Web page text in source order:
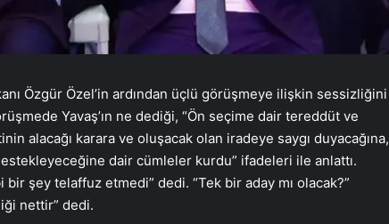
Özgür Özel’in ardından üçlü görüşmeye ilişkin sessizliğini
Yavaş’ın ne dediği, “Ön seçime dair tereddüt ve
alacağı karara ve oluşacak olan iradeye saygı duyacağına,
dair cümleler kurdu” ifadeleri ile anlattı.
bir şey telaffuz etmedi” dedi. “Tek bir aday mı olacak?”
nettir” dedi.